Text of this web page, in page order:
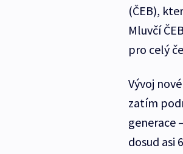
(ČEB),
Mluvčí
pro celý
Vývoj
zatím
generace
dosud asi